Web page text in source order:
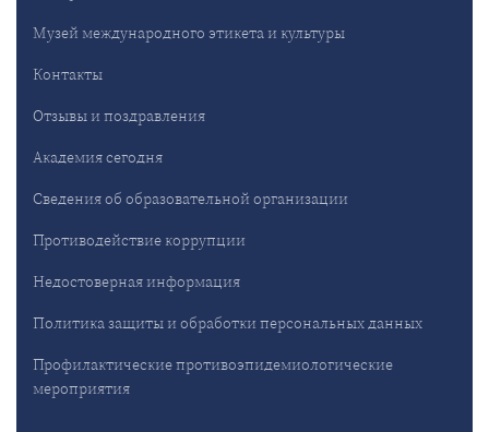
Музей международного этикета и культуры
Контакты
Отзывы и поздравления
Академия сегодня
Сведения об образовательной организации
Противодействие коррупции
Недостоверная информация
Политика защиты и обработки персональных данных
Профилактические противоэпидемиологические
мероприятия